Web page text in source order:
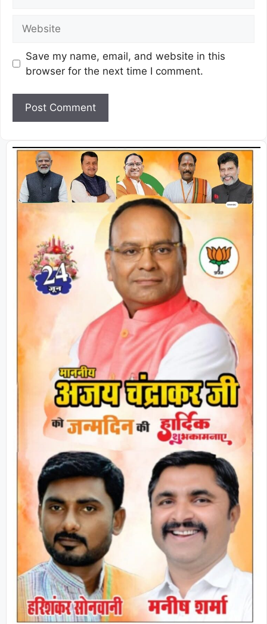
Save my name, email, and website in this
browser for the next time I comment.